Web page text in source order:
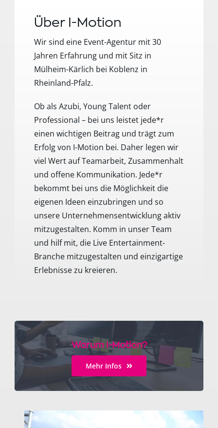
Über I-Motion
Wir sind eine Event-Agentur mit 30
Jahren Erfahrung und mit Sitz in
Mülheim-Kärlich bei Koblenz in
Rheinland-Pfalz.
Ob als Azubi, Young Talent oder
Professional – bei uns leistet jede*r
einen wichtigen Beitrag und trägt zum
Erfolg von I-Motion bei. Daher legen wir
viel Wert auf Teamarbeit, Zusammenhalt
und offene Kommunikation. Jede*r
bekommt bei uns die Möglichkeit die
eigenen Ideen einzubringen und so
unsere Unternehmensentwicklung aktiv
mitzugestalten. Komm in unser Team
und hilf mit, die Live Entertainment-
Branche mitzugestalten und einzigartige
Erlebnisse zu kreieren.
Warum I-Motion?
Mehr Infos